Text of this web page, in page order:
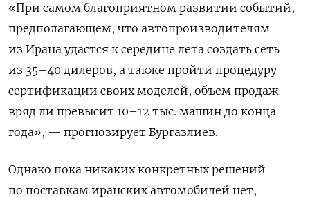
«При самом благоприятном развитии событий,
предполагающем, что автопроизводителям
из Ирана удастся к середине лета создать сеть
из 35–40 дилеров, а также пройти процедуру
сертификации своих моделей, объем продаж
вряд ли превысит 10–12 тыс. машин до конца
года», — прогнозирует Бургазлиев.
Однако пока никаких конкретных решений
по поставкам иранских автомобилей нет,